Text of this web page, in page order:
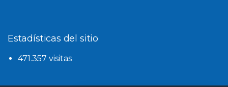
Estadísticas del sitio
471.357 visitas